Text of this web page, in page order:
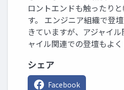
ロントエンドも触ったり
す。 エンジニア組織で登
きていますが、アジャイ
ャイル関連での登壇もよく
シェア
Facebook